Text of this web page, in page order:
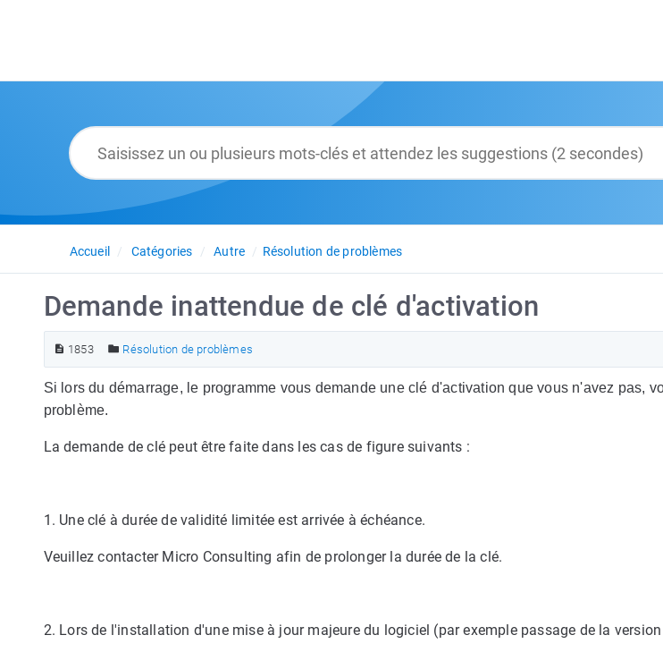
Accueil Catégories Autre Résolution de problèmes
Demande inattendue de clé d'activation
1853 Résolution de problèmes
Si lors du démarrage, le programme vous demande une clé d'activation que vous n'avez pas,
problème.
La demande de clé peut être faite dans les cas de figure suivants :
1. Une clé à durée de validité limitée est arrivée à échéance.
Veuillez contacter Micro Consulting afin de prolonger la durée de la clé.
2. Lors de l'installation d'une mise à jour majeure du logiciel (par exemple passage de la